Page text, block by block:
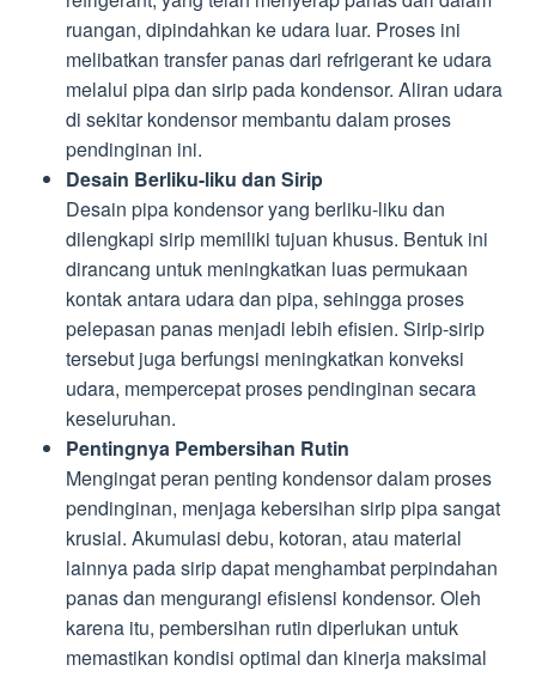
ruangan, dipindahkan ke udara luar. Proses ini
melibatkan transfer panas dari refrigerant ke udara
melalui pipa dan sirip pada kondensor. Aliran udara
di sekitar kondensor membantu dalam proses
pendinginan ini.
Desain Berliku-liku dan Sirip
Desain pipa kondensor yang berliku-liku dan
dilengkapi sirip memiliki tujuan khusus. Bentuk ini
dirancang untuk meningkatkan luas permukaan
kontak antara udara dan pipa, sehingga proses
pelepasan panas menjadi lebih efisien. Sirip-sirip
tersebut juga berfungsi meningkatkan konveksi
udara, mempercepat proses pendinginan secara
keseluruhan.
Pentingnya Pembersihan Rutin
Mengingat peran penting kondensor dalam proses
pendinginan, menjaga kebersihan sirip pipa sangat
krusial. Akumulasi debu, kotoran, atau material
lainnya pada sirip dapat menghambat perpindahan
panas dan mengurangi efisiensi kondensor. Oleh
karena itu, pembersihan rutin diperlukan untuk
memastikan kondisi optimal dan kinerja maksimal